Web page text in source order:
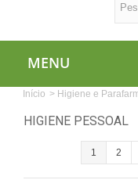
MENU
Início > Higiene e
HIGIENE PESSOAL
1 2